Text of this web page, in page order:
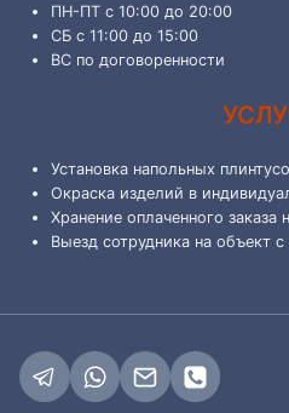
ПН-ПТ с 10:00 до 20:00
СБ с 11:00 до 15:00
ВС по договоренности
Установка напольных
Окраска изделий в
Хранение оплаченного заказа
Выезд сотрудника на объект